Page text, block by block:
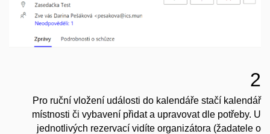
2
Pro ruční vložení události do kalendáře stačí kalendář
místnosti či vybavení přidat a upravovat dle potřeby. U
jednotlivých rezervací vidíte organizátora (žadatele o